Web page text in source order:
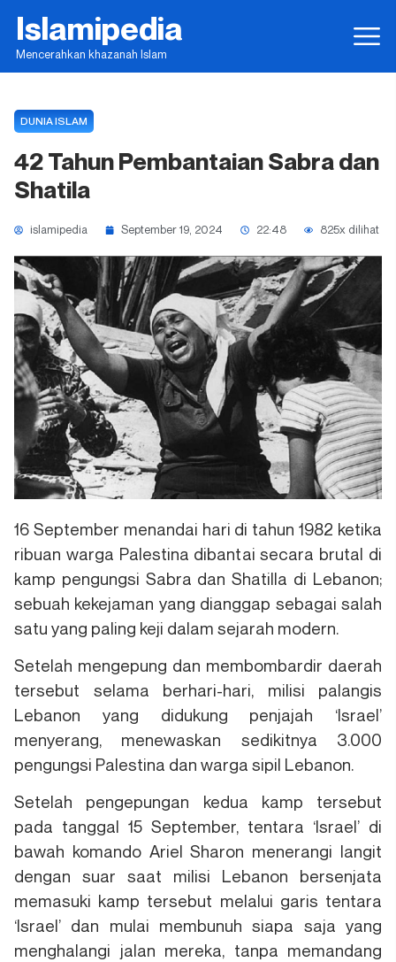
Islamipedia
Mencerahkan khazanah Islam
DUNIA ISLAM
42 Tahun Pembantaian Sabra dan
Shatila
islamipedia September 19, 2024 22:48 825x dilihat
16 September menandai hari di tahun 1982 ketika
ribuan warga Palestina dibantai secara brutal di
kamp pengungsi Sabra dan Shatilla di Lebanon;
sebuah kekejaman yang dianggap sebagai salah
satu yang paling keji dalam sejarah modern.
Setelah mengepung dan membombardir daerah
tersebut selama berhari-hari, milisi palangis
Lebanon yang didukung penjajah ‘Israel’
menyerang, menewaskan sedikitnya 3.000
pengungsi Palestina dan warga sipil Lebanon.
Setelah pengepungan kedua kamp tersebut
pada tanggal 15 September, tentara ‘Israel’ di
bawah komando Ariel Sharon menerangi langit
dengan suar saat milisi Lebanon bersenjata
memasuki kamp tersebut melalui garis tentara
‘Israel’ dan mulai membunuh siapa saja yang
menghalangi jalan mereka, tanpa memandang